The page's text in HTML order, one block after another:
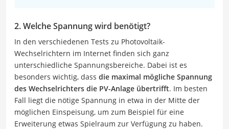
2. Welche Spannung wird benötigt?
In den verschiedenen Tests zu Photovoltaik-
Wechselrichtern im Internet finden sich ganz
unterschiedliche Spannungsbereiche. Dabei ist es
besonders wichtig, dass die maximal mögliche Spannung
des Wechselrichters die PV-Anlage übertrifft. Im besten
Fall liegt die nötige Spannung in etwa in der Mitte der
möglichen Einspeisung, um zum Beispiel für eine
Erweiterung etwas Spielraum zur Verfügung zu haben.